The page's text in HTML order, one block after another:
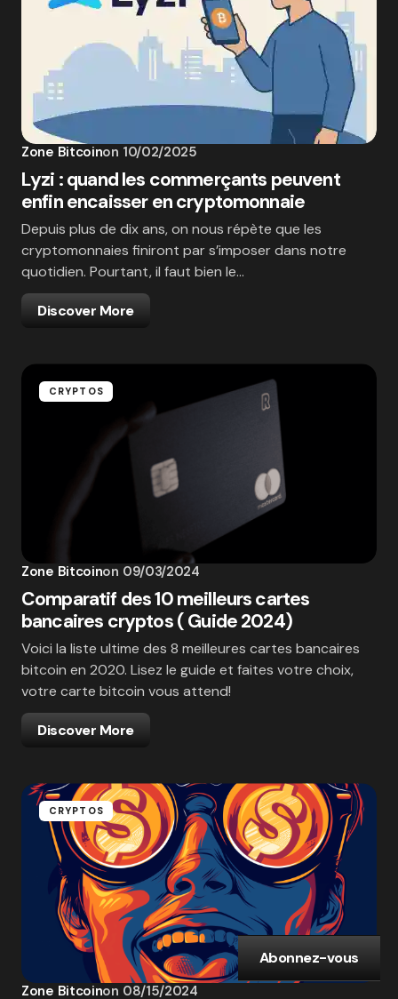
Zone Bitcoinon 10/02/2025
Lyzi : quand les commerçants peuvent
enfin encaisser en cryptomonnaie
Depuis plus de dix ans, on nous répète que les
cryptomonnaies finiront par s’imposer dans notre
quotidien. Pourtant, il faut bien le…
Discover More
CRYPTOS
Zone Bitcoinon 09/03/2024
Comparatif des 10 meilleurs cartes
bancaires cryptos ( Guide 2024)
Voici la liste ultime des 8 meilleures cartes bancaires
bitcoin en 2020. Lisez le guide et faites votre choix,
votre carte bitcoin vous attend!
Discover More
CRYPTOS
Zone Bitcoinon 08/15/2024
Abonnez-vous